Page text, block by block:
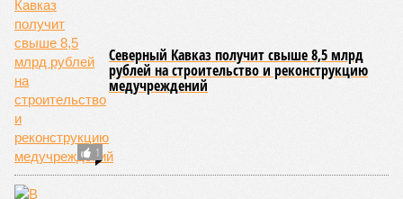
На региональной трассе «Мамраш – Ташкапур –
Араканский мост», пролегающей по Гергебильскому району,
водная стихия размыла дорожное полотно на семи
различных отрезках, и весь автомобильный поток был
вынужденно пущен по альтернативным маршрутам до тех
пор, пока не спадёт уровень воды в реке Кара-Койсу, что
ожидается не ранее 17 июля.
В Дахадаевском районе транспортное сообщение с одним
из сёл прервано из-за масштабного оползня, сошедшего на